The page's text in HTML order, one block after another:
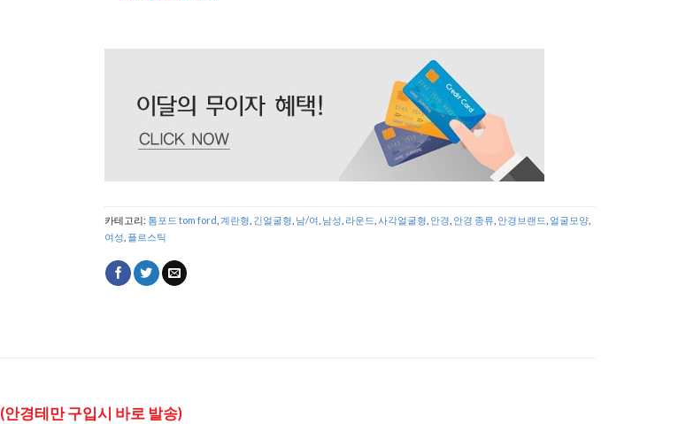
카테고리: 톰포드 tom ford 계란형 긴얼굴형 남/여 남성 라운드 사각얼굴형 안경 안경 종류 안경브랜드 얼굴모양
여성 플르스틱
(안경테만 구입시 바로 발송)